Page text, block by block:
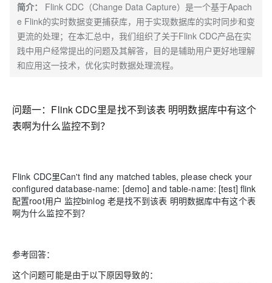
简介：
Flink CDC（Change Data Capture）是一个基于Apach
e Flink的实时数据变更捕获库，用于实现数据库的实时同步和变
更流的处理；在本汇总中，我们组织了关于Flink CDC产品在实
践中用户经常提出的问题及其解答，目的是辅助用户更好地理解
和应用这一技术，优化实时数据处理流程。
问题一： Flink CDC里是找不到该表 明明数据库中有这个
表啊为什么监控不到？
Flink CDC里Can't find any matched tables, please check your
configured database-name: [demo] and table-name: [test] flink
配置root用户 监控binlog 老是找不到该表 明明数据库中有这个表
啊为什么监控不到？
参考回答：
这个问题可能是由于以下原因导致的：